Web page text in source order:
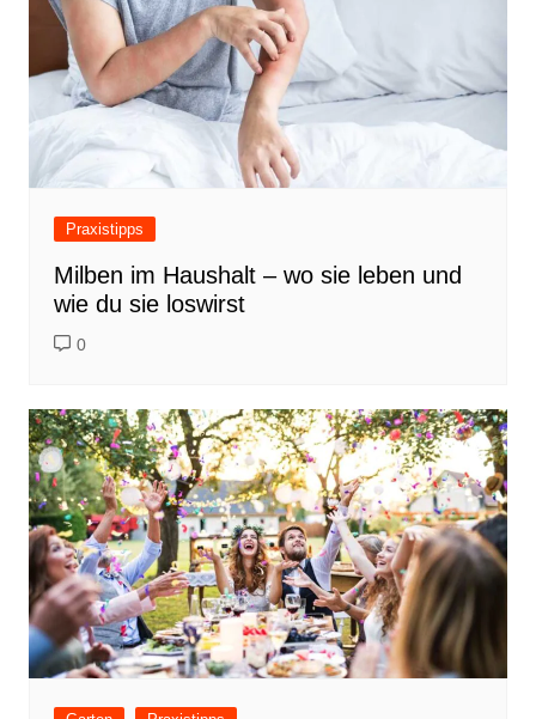
Praxistipps
Milben im Haushalt – wo sie leben und
wie du sie loswirst
0